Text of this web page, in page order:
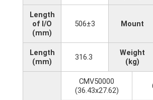
Length
of I/O
(mm)
506±3 Mount
Length
(mm)
316.3
Weight
(kg)
CMV50000
(36.43x27.62)